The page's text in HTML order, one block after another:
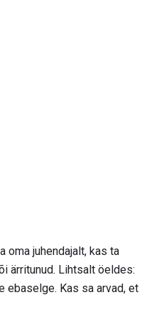
oma juhendajalt, kas ta
ärritunud. Lihtsalt öeldes:
ebaselge. Kas sa arvad, et